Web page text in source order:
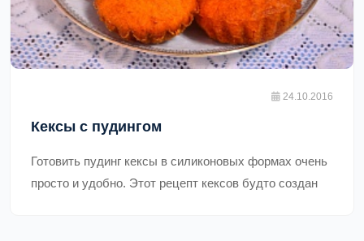
24.10.2016
Кексы с пудингом
Готовить пудинг кексы в силиконовых формах очень
просто и удобно. Этот рецепт кексов будто создан